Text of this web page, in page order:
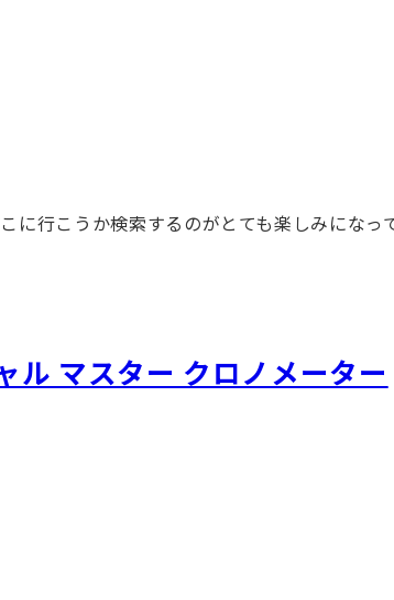
行こうか検索するのがとても楽しみになっ
ル マスター クロノメーター